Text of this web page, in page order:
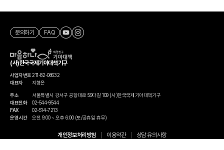
(사)한국국제기아대책기구
사업자번호211-82-08632
대표자
지형은
주소
서울특별시 강서구 공항대로 59다길 109 (사)한국국제기아대책기구
대표전화
02-544-9544
FAX
02-514-7213
운영시간
오전 9:00 ~ 오후 6:00 (토/공휴일 휴무)
문의하기 FAQ
개인정보처리방침 이용약관 상담 유의사항